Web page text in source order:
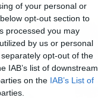
of your personal or
opt-out section to
processed you may
by us or personal
opt-out of the
IAB’s list of downstream
on the IAB’s List of